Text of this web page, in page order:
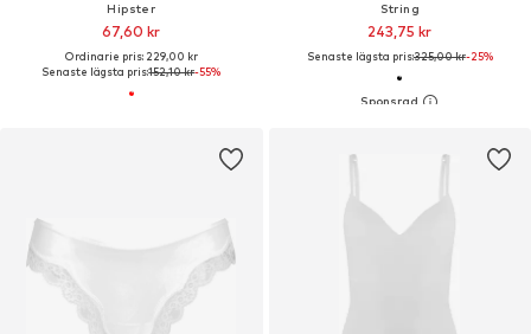
Hipster
67,60 kr
Ordinarie pris: 229,00 kr
Senaste lägsta pris:152,10 kr-55%
String
243,75 kr
Senaste lägsta pris:325,00 kr-25%